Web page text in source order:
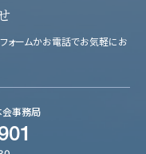
ォームかお電話でお気軽にお
事務局